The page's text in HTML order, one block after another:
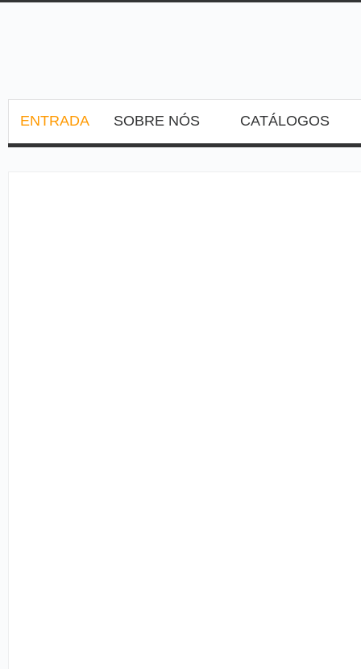
ENTRADA SOBRE NÓS CATÁLOGOS